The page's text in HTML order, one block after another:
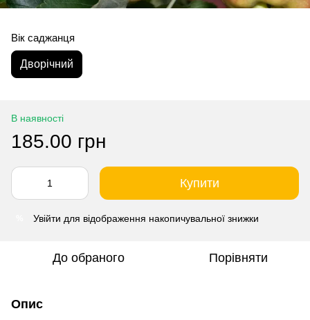
Вік саджанця
Дворічний
В наявності
185.00 грн
Купити
Увійти для відображення накопичувальної знижки
До обраного Порівняти
Опис